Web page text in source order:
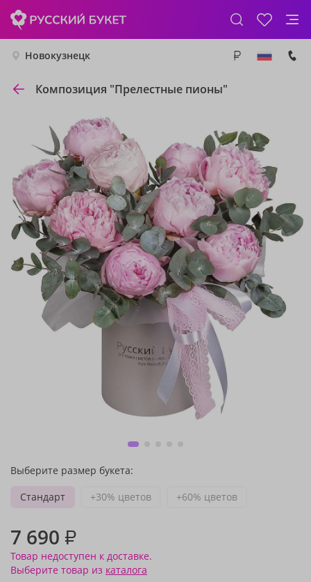
Новокузнецк
Композиция "Прелестные пионы"
Выберите размер букета:
Стандарт
+30% цветов +60% цветов
7 690 ₽
Товар недоступен к доставке.
Выберите товар из каталога